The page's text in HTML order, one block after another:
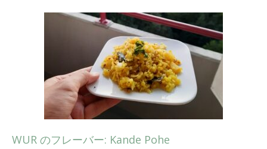
WUR のフレーバー: Kande Pohe